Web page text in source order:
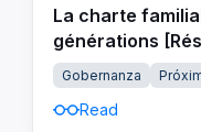
La charte
générations
Gobernanza
Read